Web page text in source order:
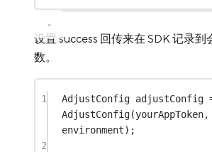
设置 success 回传来在 SDK 记录到
数。
1 AdjustConfig adjustConfig
AdjustConfig(yourAppToken,
environment);
2